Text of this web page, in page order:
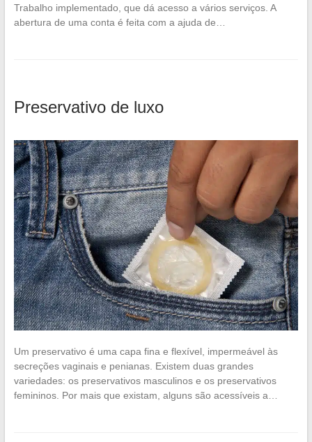
Trabalho implementado, que dá acesso a vários serviços. A
abertura de uma conta é feita com a ajuda de…
Preservativo de luxo
Um preservativo é uma capa fina e flexível, impermeável às
secreções vaginais e penianas. Existem duas grandes
variedades: os preservativos masculinos e os preservativos
femininos. Por mais que existam, alguns são acessíveis a…